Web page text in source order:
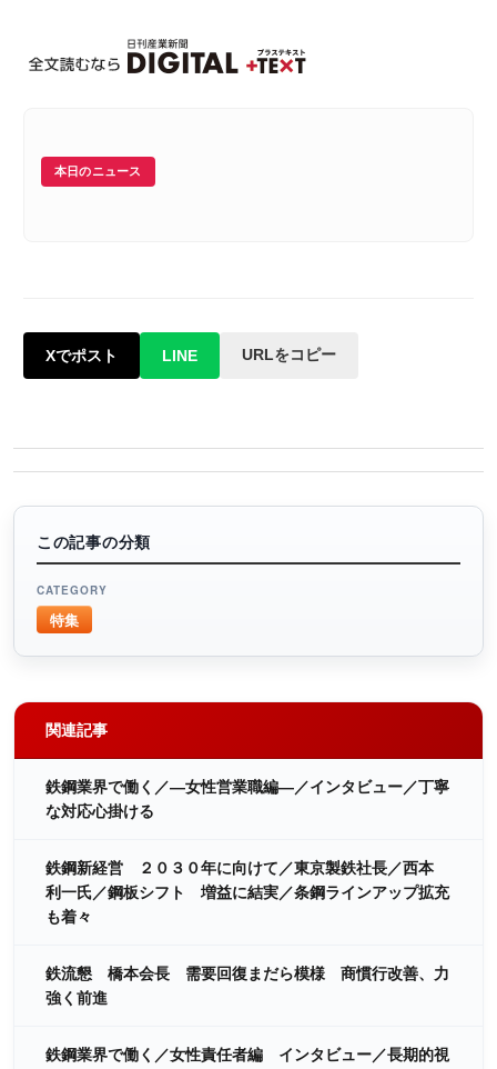
本日のニュース
Xでポスト LINE URLをコピー
この記事の分類
CATEGORY
特集
関連記事
鉄鋼業界で働く／―女性営業職編―／インタビュー／丁寧
な対応心掛ける
鉄鋼新経営 ２０３０年に向けて／東京製鉄社長／西本
利一氏／鋼板シフト 増益に結実／条鋼ラインアップ拡充
も着々
鉄流懇 橋本会長 需要回復まだら模様 商慣行改善、力
強く前進
鉄鋼業界で働く／女性責任者編 インタビュー／長期的視